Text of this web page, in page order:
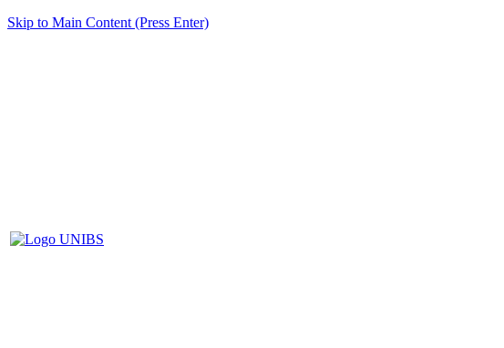
Skip to Main Content (Press Enter)